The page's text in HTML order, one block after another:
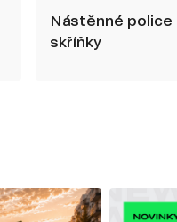
Nástěnné police
skříňky